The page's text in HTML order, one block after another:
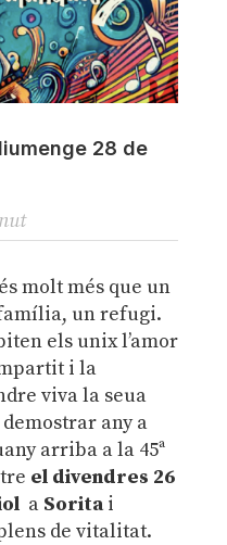
28 de
és molt més que un
un refugi.
els unix l’amor
i la
viva la seua
any a
arriba a la 45ª
el divendres 26
a Soritai
de vitalitat.